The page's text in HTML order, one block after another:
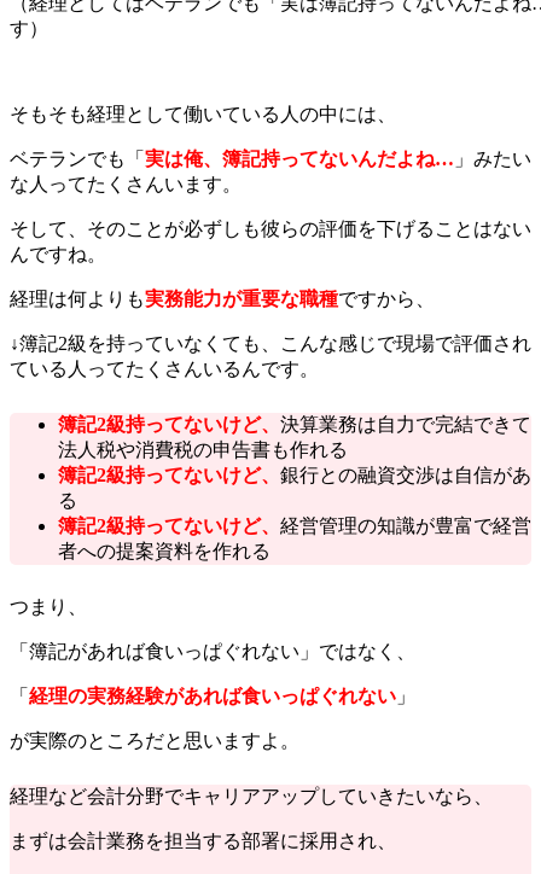
す）
そもそも経理として働いている人の中には、
ベテランでも「 実は俺、簿記持ってないんだよね… 」みたい
な人ってたくさんいます。
そして、そのことが必ずしも彼らの評価を下げることはない
んですね。
経理は何よりも実務能力が重要な職種ですから、
↓簿記2級を持っていなくても、こんな感じで現場で評価され
ている人ってたくさんいるんです。
簿記2級持ってないけど、 決算業務は自力で完結できて
法人税や消費税の申告書も作れる
簿記2級持ってないけど、 銀行との融資交渉は自信があ
る
簿記2級持ってないけど、 経営管理の知識が豊富で経営
者への提案資料を作れる
つまり、
「簿記があれば食いっぱぐれない」ではなく、
「 経理の実務経験があれば食いっぱぐれない 」
が実際のところだと思いますよ。
経理など会計分野でキャリアアップしていきたいなら、
まずは会計業務を担当する部署に採用され、